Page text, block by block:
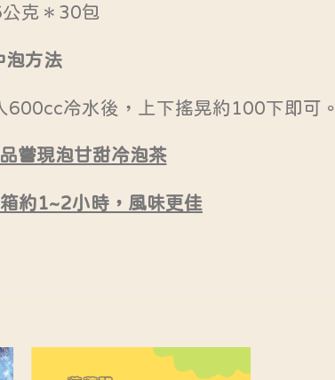
克＊30包
泡方法
600cc冷水後，上下搖晃約100下即可。
嘗現泡甘甜冷泡茶
約1~2小時，風味更佳